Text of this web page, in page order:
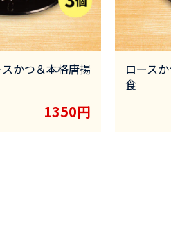
かつ＆本格唐揚
1350円
ロース
食